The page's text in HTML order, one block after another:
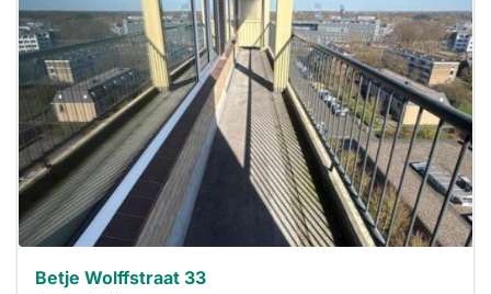
Betje Wolffstraat 33